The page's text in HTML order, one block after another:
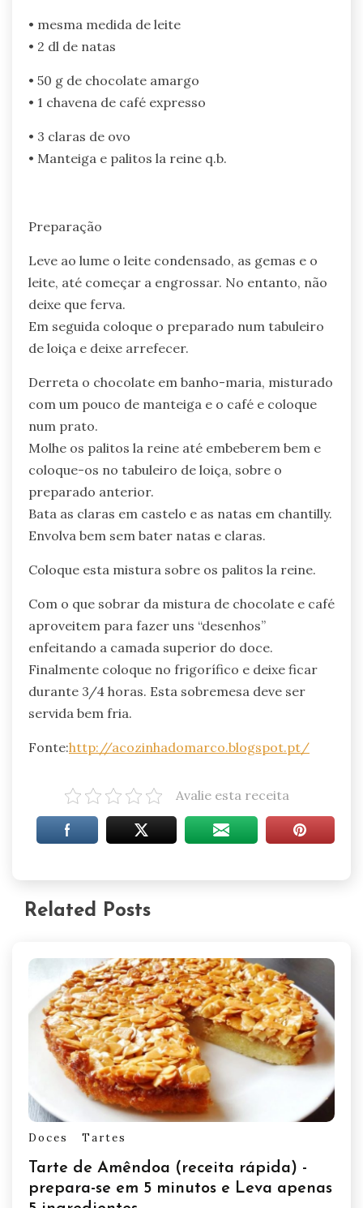
• mesma medida de leite
• 2 dl de natas
• 50 g de chocolate amargo
• 1 chavena de café expresso
• 3 claras de ovo
• Manteiga e palitos la reine q.b.
Preparação
Leve ao lume o leite condensado, as gemas e o
leite, até começar a engrossar. No entanto, não
deixe que ferva.
Em seguida coloque o preparado num tabuleiro
de loiça e deixe arrefecer.
Derreta o chocolate em banho-maria, misturado
com um pouco de manteiga e o café e coloque
num prato.
Molhe os palitos la reine até embeberem bem e
coloque-os no tabuleiro de loiça, sobre o
preparado anterior.
Bata as claras em castelo e as natas em chantilly.
Envolva bem sem bater natas e claras.
Coloque esta mistura sobre os palitos la reine.
Com o que sobrar da mistura de chocolate e café
aproveitem para fazer uns “desenhos”
enfeitando a camada superior do doce.
Finalmente coloque no frigorífico e deixe ficar
durante 3/4 horas. Esta sobremesa deve ser
servida bem fria.
Fonte:http://acozinhadomarco.blogspot.pt/
Avalie esta receita
Related Posts
Doces Tartes
Tarte de Amêndoa (receita rápida) -
prepara-se em 5 minutos e Leva apenas